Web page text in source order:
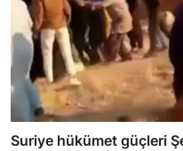
Suriye hükümet güçleri